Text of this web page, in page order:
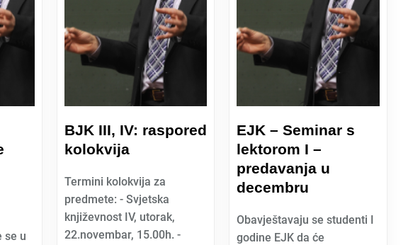
se u
BJK III, IV: raspored
kolokvija
Termini kolokvija za
predmete: - Svjetska
književnost IV, utorak,
22.novembar, 15.00h. -
EJK – Seminar s
lektorom I –
predavanja u
decembru
Obavještavaju se studenti I
godine EJK da će